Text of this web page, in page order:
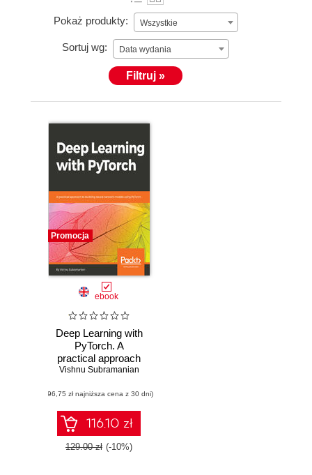
Pokaż produkty: Wszystkie
Sortuj wg: Data wydania
Filtruj »
Promocja
ebook
Deep Learning with
PyTorch. A
practical approach
to building neural
using PyTorch
Vishnu Subramanian
(96,75 zł najniższa cena z 30 dni)
116.10 zł
129.00 zł (-10%)